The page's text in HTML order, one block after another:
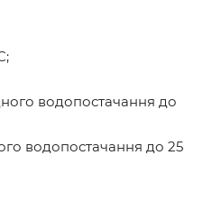
водопостачання до
водопостачання до 25